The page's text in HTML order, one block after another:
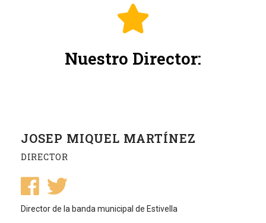
Nuestro Director:
JOSEP MIQUEL MARTÍNEZ
DIRECTOR
Director de la banda municipal de Estivella